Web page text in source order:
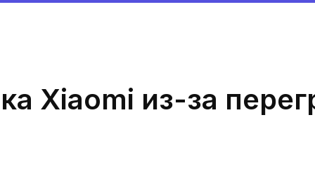
Xiaomi из-за